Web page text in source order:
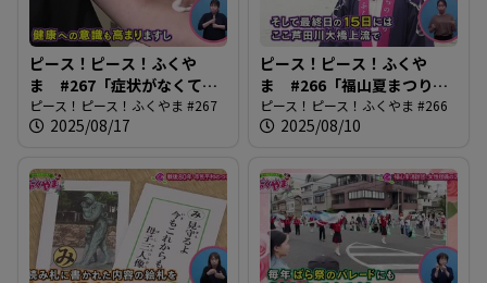
ピース！ピース！ふくや
ま #267「症状がなくても
健診に」
ピース！ピース！ふくやま #267
2025/08/17
ピース！ピース！ふくや
ま #266「福山夏まつり
2025」
ピース！ピース！ふくやま #266
2025/08/10